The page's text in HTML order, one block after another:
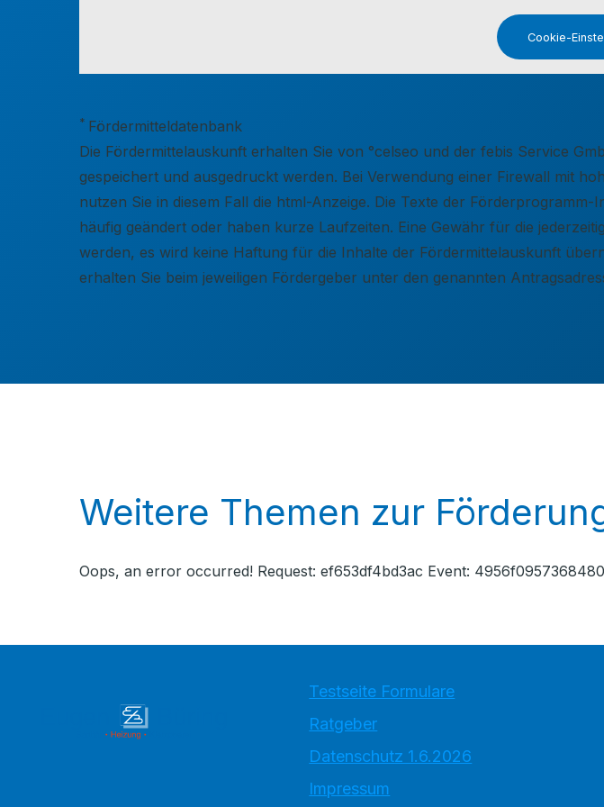
Cookie-
* Fördermitteldatenbank
Die Fördermittelauskunft erhalten Sie von °celseo und der febis Service
gespeichert und ausgedruckt werden. Bei Verwendung einer Firewall mit
nutzen Sie in diesem Fall die html-Anzeige. Die Texte der
häufig geändert oder haben kurze Laufzeiten. Eine Gewähr für die
werden, es wird keine Haftung für die Inhalte der Fördermittelauskunft
erhalten Sie beim jeweiligen Fördergeber unter den genannten
Weitere Themen zur
Oops, an error occurred! Request: ef653df4bd3ac Event:
Testseite Formulare
Ratgeber
Datenschutz 1.6.2026
Impressum